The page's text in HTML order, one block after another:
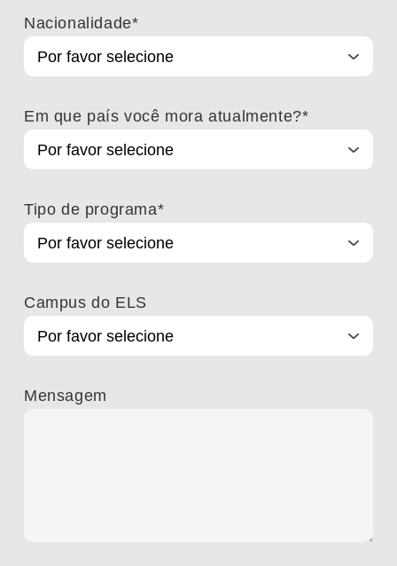
Nacionalidade*
Em que país você mora atualmente?*
Tipo de programa*
Campus do ELS
Mensagem